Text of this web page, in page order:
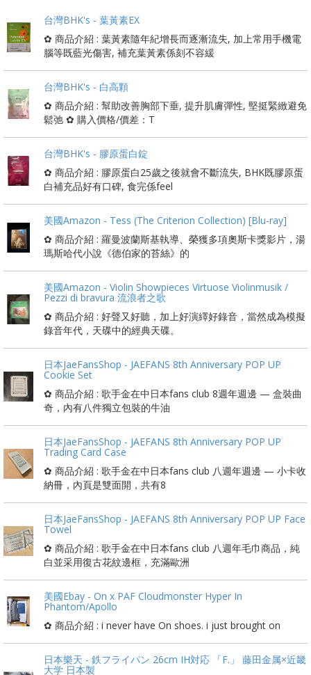
台灣BHK's - 葉黃素EX
✿ 商品介紹 : 葉黃素隨年紀增長而逐漸流失, 加上常用手機電
腦等既藍光傷害, 補充葉黃素係刻不容緩
台灣BHK's - 白高顆
✿ 商品介紹 : 幫助改善胸部下垂, 提升肌膚彈性, 堅挺緊緻避免
鬆弛 ✿ 購入價格/價差：T
台灣BHK's - 膠原蛋白錠
✿ 商品介紹 : 膠原蛋白25歲之後就會不斷流失, BHK既膠原蛋
白補充品好有口碑, 食完係feel
美國Amazon - Tess (The Criterion Collection) [Blu-ray]
✿ 商品介紹 : 羅曼波蘭斯基執導、榮獲多項奧斯卡獎影片，湯
瑪斯哈代小說《德伯家的苔絲》的
美國Amazon - Violin Showpieces Virtuose Violinmusik /
Pezzi di bravura 流浪者之歌
✿ 商品介紹 : 好聲又好聽，加上好演繹好錄音，當然成為模擬
錄音年代，天碟中的經典天碟。
日本JaeFansShop - JAEFANS 8th Anniversary POP UP
Cookie Set
✿ 商品介紹 : 歌手金在中日本fans club 8週年週邊 — 盒裝曲
奇，內有八件獨立包裝的牛油
日本JaeFansShop - JAEFANS 8th Anniversary POP UP
Trading Card Case
✿ 商品介紹 : 歌手金在中日本fans club 八週年週邊 — 小卡收
納冊，內頁是雙面開，共有8
日本JaeFansShop - JAEFANS 8th Anniversary POP UP Face
Towel
✿ 商品介紹 : 歌手金在中日本fans club 八週年毛巾商品，純
白並采用復古花紋邊框，充滿歐洲
美國Ebay - On x PAF Cloudmonster Hyper In
Phantom/Apollo
✿ 商品介紹 : i never have On shoes. i just brought on
日本樂天 - 鉄フライパン 26cm IH対応 「F.」 藤田金属×近畿
大学 日本製